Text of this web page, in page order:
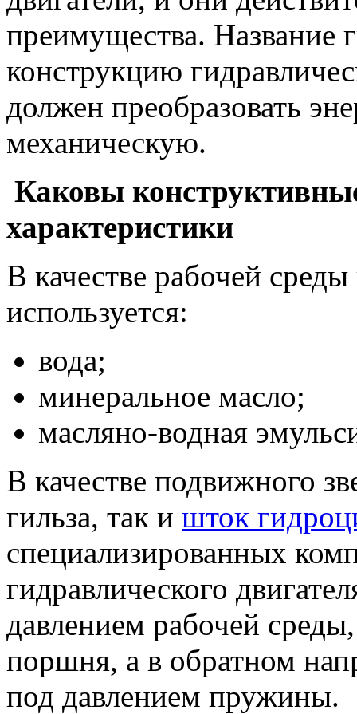
преимущества. Название
конструкцию
должен преобразовать
механическую.
Каковы
характеристики
В качестве рабочей
используется:
вода;
минеральное масло;
масляно-водная
В качестве подвижного
гильза, так и шток
специализированных
гидравлического
давлением рабочей
поршня, а в обратном
под давлением пружины.